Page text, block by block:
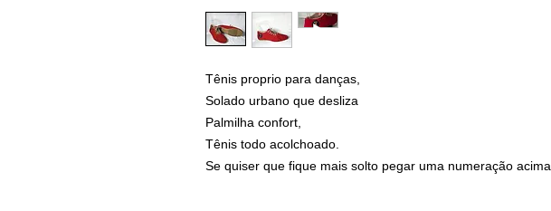
Tênis proprio para danças,
Solado urbano que desliza
Palmilha confort,
Tênis todo acolchoado.
Se quiser que fique mais solto pegar uma numeração acima.